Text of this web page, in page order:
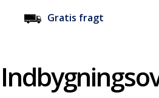
Gratis fragt